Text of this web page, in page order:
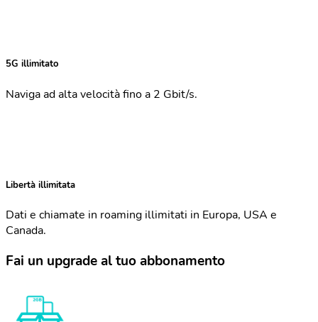
5G illimitato
Naviga ad alta velocità fino a 2 Gbit/s.
Libertà illimitata
Dati e chiamate in roaming illimitati in Europa, USA e
Canada.
Fai un upgrade al tuo abbonamento